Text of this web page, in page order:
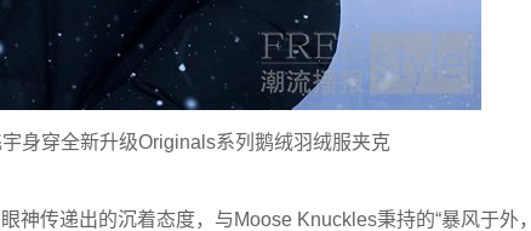
身穿全新升级Originals系列鹅绒羽绒服夹克
神传递出的沉着态度，与Moose Knuckles秉持的“暴风于外，